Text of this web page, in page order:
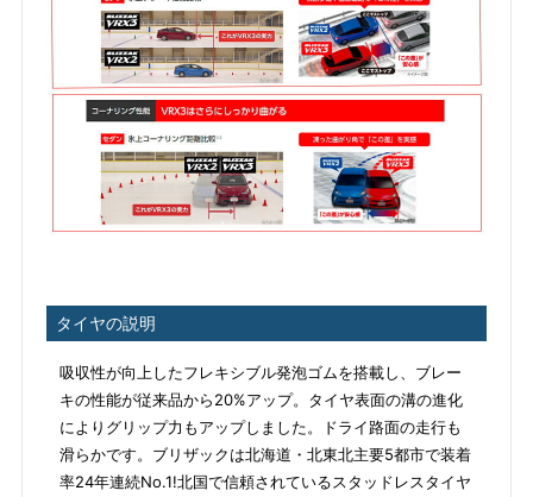
タイヤの説明
吸収性が向上したフレキシブル発泡ゴムを搭載し、ブレー
キの性能が従来品から20%アップ。タイヤ表面の溝の進化
によりグリップ力もアップしました。ドライ路面の走行も
滑らかです。ブリザックは北海道・北東北主要5都市で装着
率24年連続No.1!北国で信頼されているスタッドレスタイヤ